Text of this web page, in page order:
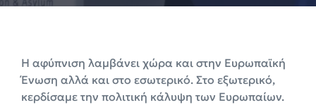
Η αφύπνιση λαμβάνει χώρα και στην Ευρωπαϊκή
Ένωση αλλά και στο εσωτερικό. Στο εξωτερικό,
κερδίσαμε την πολιτική κάλυψη των Ευρωπαίων.